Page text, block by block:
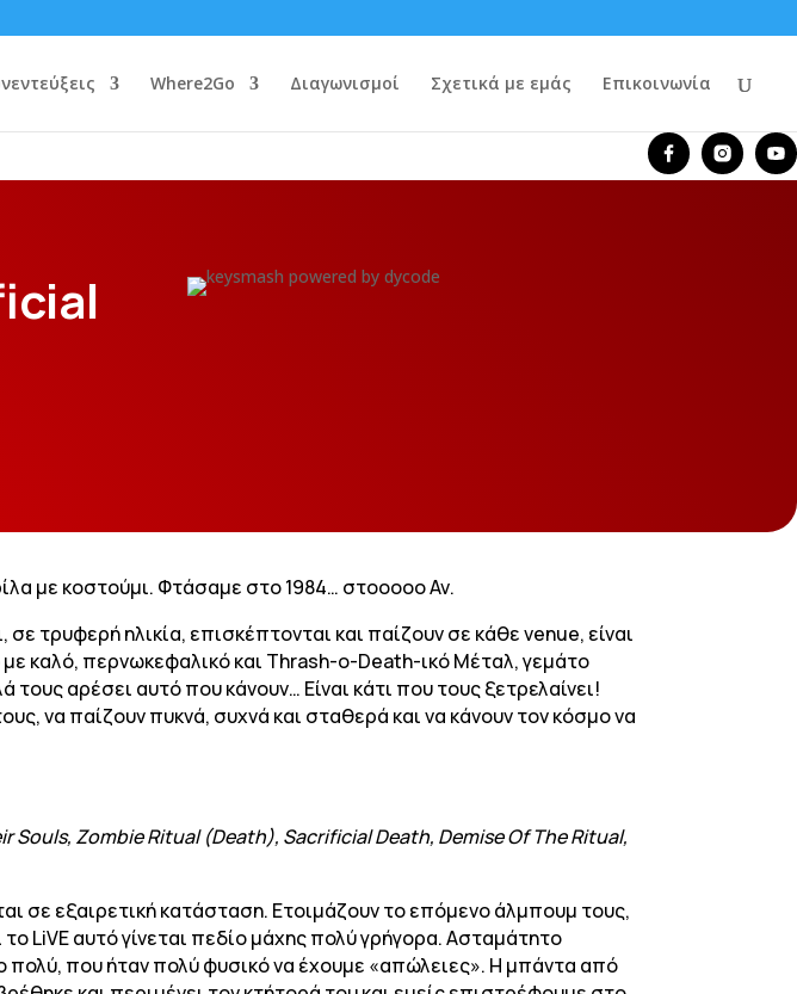
Where2Go Διαγωνισμοί Σχετικά με εμάς Επικοινωνία
με κοστούμι. Φτάσαμε στο 1984… στοοοοο Αν.
τρυφερή ηλικία, επισκέπτονται και παίζουν σε κάθε venue, είναι
με καλό, περνωκεφαλικό και Thrash-o-Death-ικό Μέταλ, γεμάτο
αρέσει αυτό που κάνουν… Είναι κάτι που τους ξετρελαίνει!
να παίζουν πυκνά, συχνά και σταθερά και να κάνουν τον κόσμο να
Souls, Zombie Ritual (Death), Sacrificial Death, Demise Of The Ritual,
σε εξαιρετική κατάσταση. Ετοιμάζουν το επόμενο άλμπουμ τους,
LiVE αυτό γίνεται πεδίο μάχης πολύ γρήγορα. Ασταμάτητο
που ήταν πολύ φυσικό να έχουμε «απώλειες». Η μπάντα από